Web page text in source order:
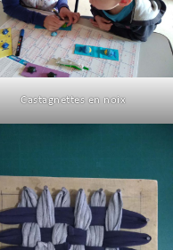
Castagnettes en noix